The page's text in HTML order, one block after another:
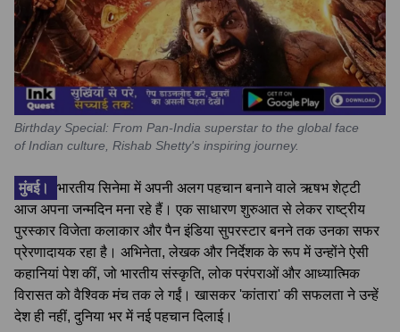
Birthday Special: From Pan-India superstar to the global face
of Indian culture, Rishab Shetty's inspiring journey.
मुंबई।
भारतीय सिनेमा में अपनी अलग पहचान बनाने वाले ऋषभ शेट्टी
आज अपना जन्मदिन मना रहे हैं। एक साधारण शुरुआत से लेकर राष्ट्रीय
पुरस्कार विजेता कलाकार और पैन इंडिया सुपरस्टार बनने तक उनका सफर
प्रेरणादायक रहा है। अभिनेता, लेखक और निर्देशक के रूप में उन्होंने ऐसी
कहानियां पेश कीं, जो भारतीय संस्कृति, लोक परंपराओं और आध्यात्मिक
विरासत को वैश्विक मंच तक ले गईं। खासकर 'कांतारा' की सफलता ने उन्हें
देश ही नहीं, दुनिया भर में नई पहचान दिलाई।